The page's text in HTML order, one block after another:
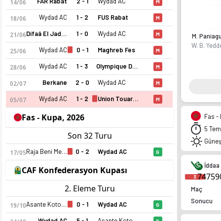
14/06 M
18/06 Wydad AC 1 - 2 FUS Rabat M
21/06 Difaâ El Jadida 1 - 0 Wydad AC M
25/06 Wydad AC 0 - 1 Maghreb Fes M
28/06 Wydad AC 1 - 3 Olympique Dcheira M
02/07 Berkane 2 - 0 Wydad AC M
05/07 Wydad AC 1 - 2 Union Touarga M
Fas - Kupa, 2026
Son 32 Turu
17/05 Raja Beni Mellal 0 - 2 Wydad AC G
CAF Konfederasyon Kupası
2. Eleme Turu
19/10 Asante Kotoko 0 - 1 Wydad AC G
M.
W. B.
Fas -
5
İddaa
3
Maç
Sonucu